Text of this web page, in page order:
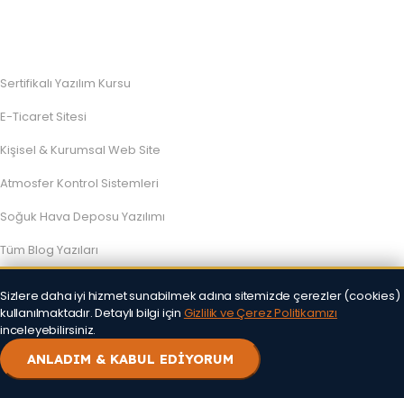
Sizlere daha iyi hizmet sunabilmek adına sitemizde çerezler (cookies)
kullanılmaktadır. Detaylı bilgi için Gizlilik ve Çerez Politikamızı
inceleyebilirsiniz.
ANLADIM & KABUL EDİYORUM
Sertifikalı Yazılım Kursu
E-Ticaret Sitesi
Kişisel & Kurumsal Web Site
Atmosfer Kontrol Sistemleri
Soğuk Hava Deposu Yazılımı
Tüm Blog Yazıları
Qr Menü